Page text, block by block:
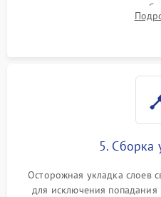
памяти при программных
разборка матрицы и
5. Сборка
Осторожная укладка слоев
для исключения попадания